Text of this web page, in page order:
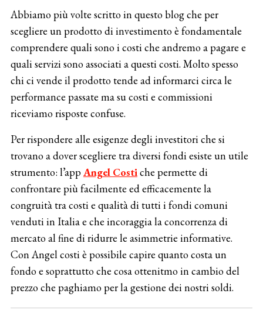
Abbiamo più volte scritto in questo blog che per
scegliere un prodotto di investimento è fondamentale
comprendere quali sono i costi che andremo a pagare e
quali servizi sono associati a questi costi. Molto spesso
chi ci vende il prodotto tende ad informarci circa le
performance passate ma su costi e commissioni
riceviamo risposte confuse.
Per rispondere alle esigenze degli investitori che si
trovano a dover scegliere tra diversi fondi esiste un utile
strumento: l’appAngel Costiche permette di
confrontare più facilmente ed efficacemente la
congruità tra costi e qualità di tutti i fondi comuni
venduti in Italia e che incoraggia la concorrenza di
mercato al fine di ridurre le asimmetrie informative.
Con Angel costi è possibile capire quanto costa un
fondo e soprattutto che cosa ottenitmo in cambio del
prezzo che paghiamo per la gestione dei nostri soldi.